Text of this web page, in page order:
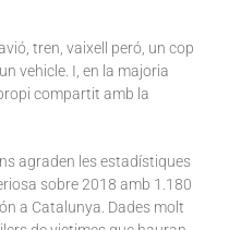
tren, vaixell peró, un cop
vehicle. I, en la majoria
compartit amb la
agraden les estadístiques
sobre 2018 amb 1.180
a Catalunya. Dades molt